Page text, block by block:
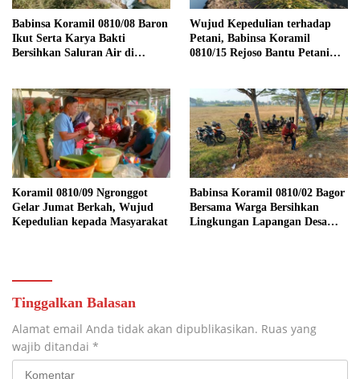
Babinsa Koramil 0810/08 Baron
Ikut Serta Karya Bakti
Bersihkan Saluran Air di
Wujud Kepedulian terhadap
Petani, Babinsa Koramil
0810/15 Rejoso Bantu Petani
Koramil 0810/09 Ngronggot
Gelar Jumat Berkah, Wujud
Kepedulian kepada Masyarakat
Babinsa Koramil 0810/02 Bagor
Bersama Warga Bersihkan
Lingkungan Lapangan Desa
Tinggalkan Balasan
Alamat email Anda tidak akan dipublikasikan. Ruas yang
wajib ditandai *